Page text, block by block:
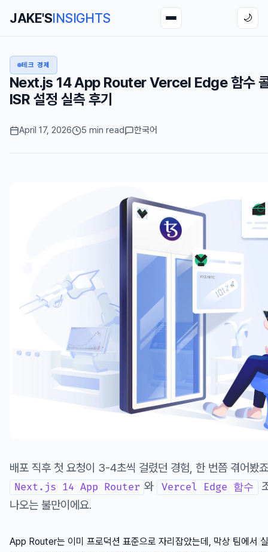
JAKE'SINSIGHTS 🌙
테크 경제
Next.js 14 App Router Vercel Edge 함수
ISR 설정 실측 후기
April 17, 2026 5 min read 한국어
배포 직후 첫 요청이 3-4초씩 걸렸던 경험, 한 번쯤 겪어봤
Next.js 14 App Router 와 Vercel Edge 함수
나오는 불만이에요.
App Router는 이미 프로덕션 표준으로 자리잡았는데, 막상 팀에서